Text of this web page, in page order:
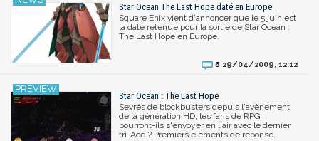
Star Ocean The Last Hope daté en Europe
Square Enix vient d'annoncer que le 5 juin est
la date retenue pour la sortie de Star Ocean :
The Last Hope en Europe.
6 29/04/2009, 12:12
Star Ocean : The Last Hope
Sevrés de blockbusters depuis l'avènement
de la génération HD, les fans de RPG
pourront-ils s'envoyer en l'air avec le dernier
tri-Ace ? Premiers éléments de réponse.